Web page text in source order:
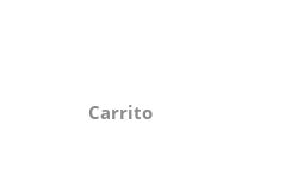
Carrito